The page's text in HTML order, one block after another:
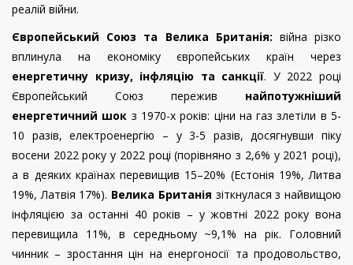
реалій війни.
Європейський Союз та Велика Британія: війна різко
вплинула на економіку європейських країн через
енергетичну кризу, інфляцію та санкції. У 2022 році
Європейський Союз пережив найпотужніший
енергетичний шок з 1970-х років: ціни на газ злетіли в 5-
10 разів, електроенергію – у 3-5 разів, досягнувши піку
восени 2022 року у 2022 році (порівняно з 2,6% у 2021 році),
а в деяких країнах перевищив 15–20% (Естонія 19%, Литва
19%, Латвія 17%). Велика Британія зіткнулася з найвищою
інфляцією за останні 40 років – у жовтні 2022 року вона
перевищила 11%, в середньому ~9,1% на рік. Головний
чинник – зростання цін на енергоносії та продовольство,